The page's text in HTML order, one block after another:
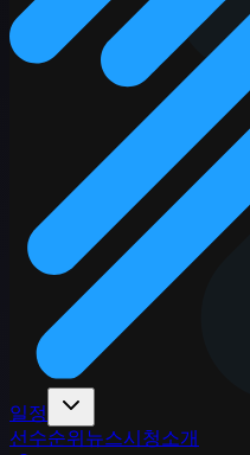
일정
선수순위뉴스시청소개